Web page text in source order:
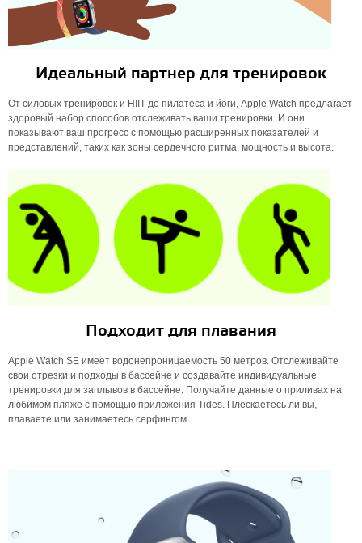
Идеальный партнер для тренировок
От силовых тренировок и HIIT до пилатеса и йоги, Apple Watch предлагает
здоровый набор способов отслеживать ваши тренировки. И они
показывают ваш прогресс с помощью расширенных показателей и
представлений, таких как зоны сердечного ритма, мощность и высота.
Подходит для плавания
Apple Watch SE имеет водонепроницаемость 50 метров. Отслеживайте
свои отрезки и подходы в бассейне и создавайте индивидуальные
тренировки для заплывов в бассейне. Получайте данные о приливах на
любимом пляже с помощью приложения Tides. Плескаетесь ли вы,
плаваете или занимаетесь серфингом.